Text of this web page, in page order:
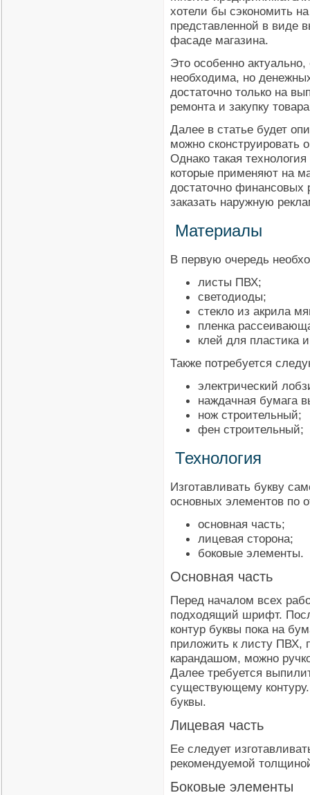
хотели бы сэкономить
представленной в виде
фасаде магазина.
Это особенно
необходима, но
достаточно только на
ремонта и закупку
Далее в статье будет
можно сконструировать
Однако такая
которые применяют на
достаточно финансовых
заказать наружную
Материалы
В первую очередь
листы ПВХ;
светодиоды;
стекло из акрила
пленка
клей для пластика
Также потребуется
электрический
наждачная бумага
нож строительный;
фен строительный;
Технология
Изготавливать букву
основных элементов по
основная часть;
лицевая сторона;
боковые элементы.
Основная часть
Перед началом всех
подходящий шрифт.
контур буквы пока на
приложить к листу ПВХ,
карандашом, можно
Далее требуется
существующему
буквы.
Лицевая часть
Ее следует
рекомендуемой
Боковые элементы